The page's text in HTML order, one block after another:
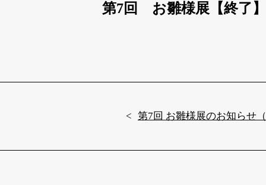
第7回 お雛様展【終了】
第7回 お雛様展のお知らせ